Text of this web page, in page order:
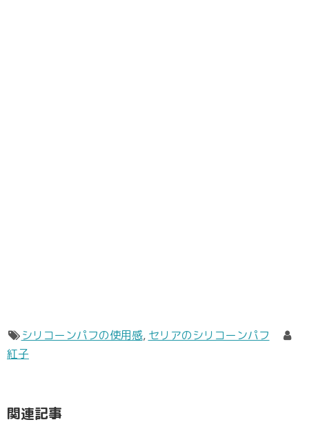
シリコーンパフの使用感, セリアのシリコーンパフ
紅子
関連記事